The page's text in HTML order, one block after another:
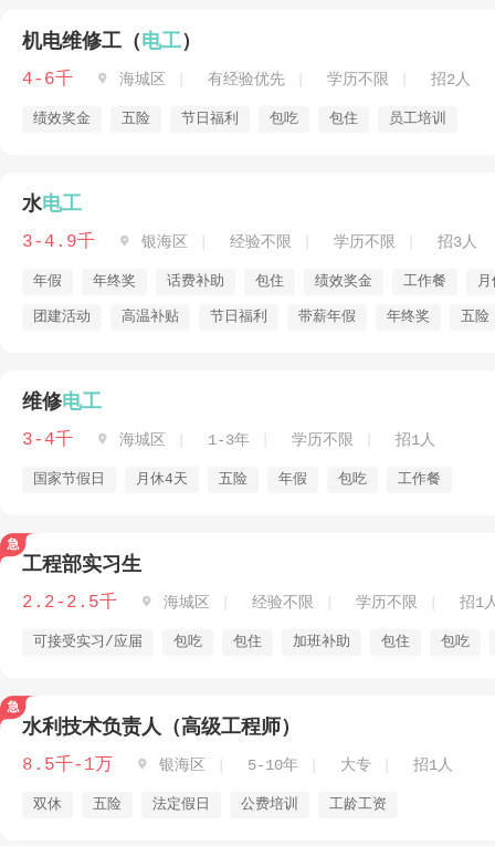
机电维修工（电工）
4-6千  海城区 有经验优先 学历不限 招2人
绩效奖金 五险 节日福利 包吃 包住 员工培训
水电工
3-4.9千  银海区 经验不限 学历不限 招3人
年假 年终奖 话费补助 包住 绩效奖金 工作餐
团建活动 高温补贴 节日福利 带薪年假 年终奖 五险
维修电工
3-4千  海城区 1-3年 学历不限 招1人
国家节假日 月休4天 五险 年假 包吃 工作餐
工程部实习生
2.2-2.5千  海城区 经验不限 学历不限 招1
可接受实习/应届 包吃 包住 加班补助 包住 包吃
水利技术负责人（高级工程师）
8.5千-1万  银海区 5-10年 大专 招1人
双休 五险 法定假日 公费培训 工龄工资